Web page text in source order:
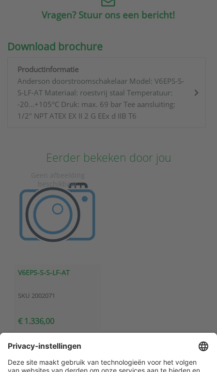
Vragen? Stuur ons een bericht!
Download brochure
Productinformatie
Anderson doorstroomschakelaar Model: V6EPS-S-
S-LF-AT Materiaal: roestvrij staal Temperatuur:
-20...+105°C Druk: max. 69 bar Tee aansluiting:
1/2" NPT ATEX EX II 2 G EEx d IIB T6
Eerder bekeken door jou
V6EPS-S-S-LF-AT
SKU 2002071
€ 1.336,00
Klantenservice